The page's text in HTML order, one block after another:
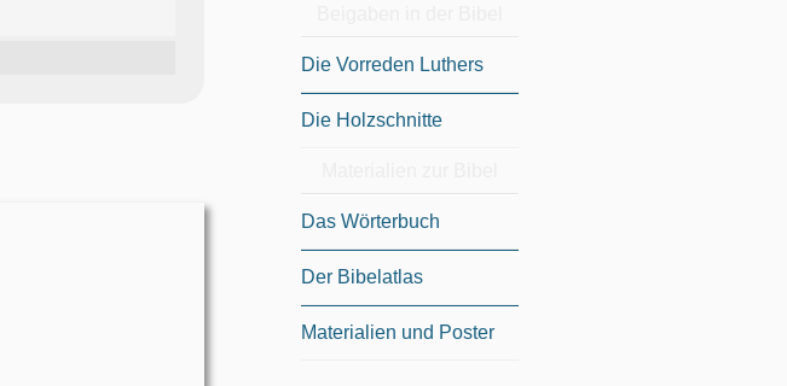
Die Vorreden Luthers
Die Holzschnitte
Das Wörterbuch
Der Bibelatlas
Materialien und Poster